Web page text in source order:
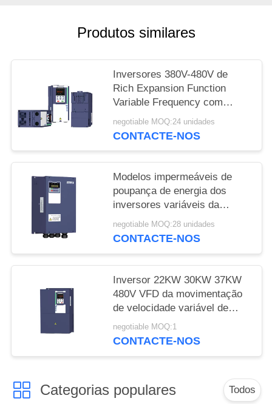
Produtos similares
Inversores 380V-480V de
Rich Expansion Function
Variable Frequency com
função de GPRS
negotiable MOQ:24 unidades
CONTACTE-NOS
Modelos impermeáveis de
poupança de energia dos
inversores variáveis da
frequência IP65
negotiable MOQ:28 unidades
CONTACTE-NOS
Inversor 22KW 30KW 37KW
480V VFD da movimentação
de velocidade variável de
IGBTs trifásico
negotiable MOQ:1
CONTACTE-NOS
Categorias populares Todos